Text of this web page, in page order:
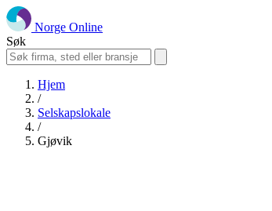
Norge Online
Søk
Hjem
/
Selskapslokale
/
Gjøvik